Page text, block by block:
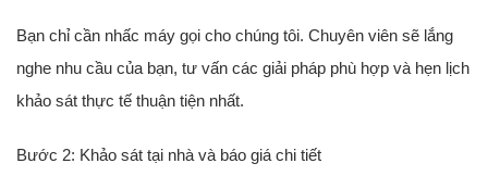
Bạn chỉ cần nhấc máy gọi cho chúng tôi. Chuyên viên sẽ lắng
nghe nhu cầu của bạn, tư vấn các giải pháp phù hợp và hẹn lịch
khảo sát thực tế thuận tiện nhất.
Bước 2: Khảo sát tại nhà và báo giá chi tiết